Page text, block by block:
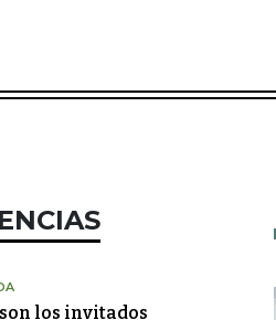
los invitados